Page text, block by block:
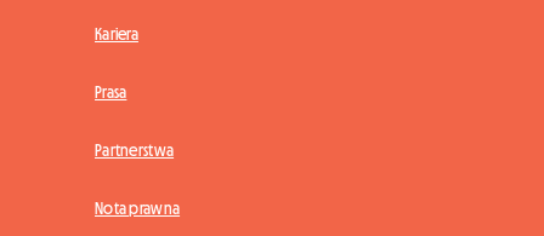
Kariera
Prasa
Partnerstwa
Nota prawna